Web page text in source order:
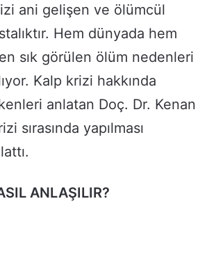
ani gelişen ve ölümcül
Hem dünyada hem
sık görülen ölüm nedenleri
Kalp krizi hakkında
anlatan Doç. Dr. Kenan
sırasında yapılması
ANLAŞILIR?